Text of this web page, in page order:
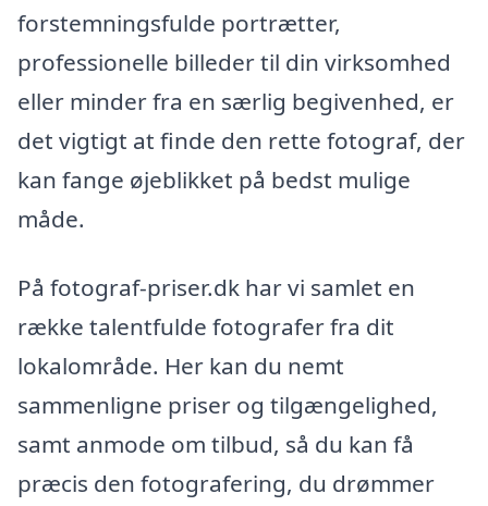
forstemningsfulde portrætter,
professionelle billeder til din virksomhed
eller minder fra en særlig begivenhed, er
det vigtigt at finde den rette fotograf, der
kan fange øjeblikket på bedst mulige
måde.
På fotograf-priser.dk har vi samlet en
række talentfulde fotografer fra dit
lokalområde. Her kan du nemt
sammenligne priser og tilgængelighed,
samt anmode om tilbud, så du kan få
præcis den fotografering, du drømmer